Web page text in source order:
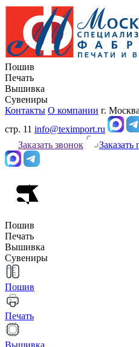
Пошив
Печать
Вышивка
Сувениры
Контакты О компании г.
стр. 11 info@teximport.ru
Заказать звонок
Заказать
Пошив
Печать
Вышивка
Сувениры
Пошив
Печать
Вышивка